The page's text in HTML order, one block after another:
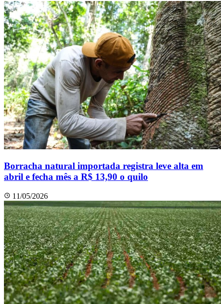
Borracha natural importada registra leve alta em
abril e fecha mês a R$ 13,90 o quilo
11/05/2026